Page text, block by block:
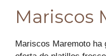
Mariscos
Mariscos Maremoto ha